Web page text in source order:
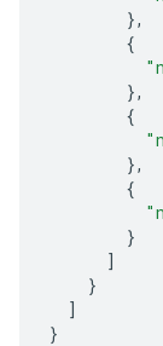
},
{
},
{
},
{
}
]
}
]
}